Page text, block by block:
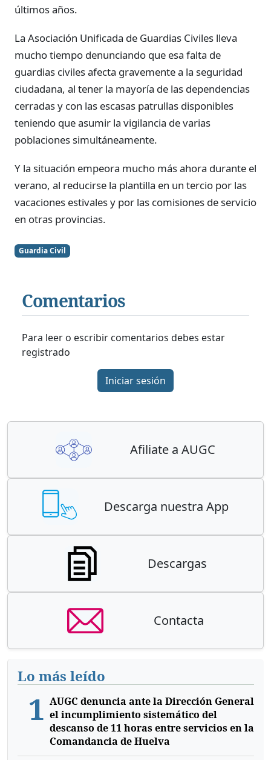
últimos años.
La Asociación Unificada de Guardias Civiles lleva
mucho tiempo denunciando que esa falta de
guardias civiles afecta gravemente a la seguridad
ciudadana, al tener la mayoría de las dependencias
cerradas y con las escasas patrullas disponibles
teniendo que asumir la vigilancia de varias
poblaciones simultáneamente.
Y la situación empeora mucho más ahora durante el
verano, al reducirse la plantilla en un tercio por las
vacaciones estivales y por las comisiones de servicio
en otras provincias.
Guardia Civil
Comentarios
Para leer o escribir comentarios debes estar
registrado
Iniciar sesión
Afiliate a AUGC
Descarga nuestra App
Descargas
Contacta
Lo más leído
1 AUGC denuncia ante la Dirección General
el incumplimiento sistemático del
descanso de 11 horas entre servicios en la
Comandancia de Huelva